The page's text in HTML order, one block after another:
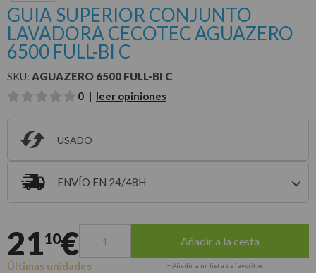
GUIA SUPERIOR CONJUNTO
LAVADORA CECOTEC AGUAZERO
6500 FULL-BI C
SKU: AGUAZERO 6500 FULL-BI C
0 | leer opiniones
USADO
ENVÍO EN 24/48H
2110€ Añadir a la cesta
Últimas unidades + Añadir a mi lista de favoritos